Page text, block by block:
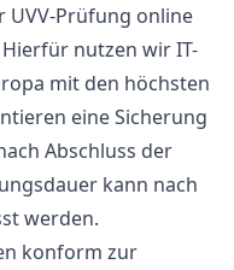
UVV-Prüfung online
nutzen wir IT-
mit den höchsten
eine Sicherung
Abschluss der
kann nach
werden.
konform zur